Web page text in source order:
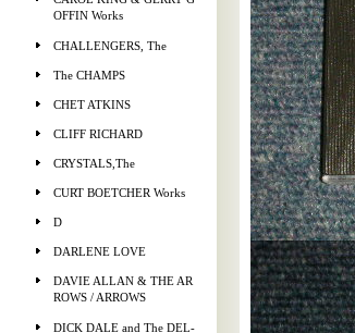
OFFIN Works
CHALLENGERS, The
The CHAMPS
CHET ATKINS
CLIFF RICHARD
CRYSTALS,The
CURT BOETCHER Works
D
DARLENE LOVE
DAVIE ALLAN & THE AR
ROWS / ARROWS
DICK DALE and The DEL-